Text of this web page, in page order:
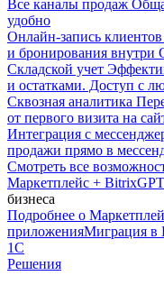
Все каналы продаж
удобно
Онлайн-запись клиентов
и бронирования внутри
Складской учет
и остатками. Доступ с
Сквозная аналитика
от первого визита на
Интеграция с
продажи прямо в
Смотреть все
Маркетплейс + BitrixGPT
бизнеса
Подробнее о
приложенияМиграция в
1С
Решения